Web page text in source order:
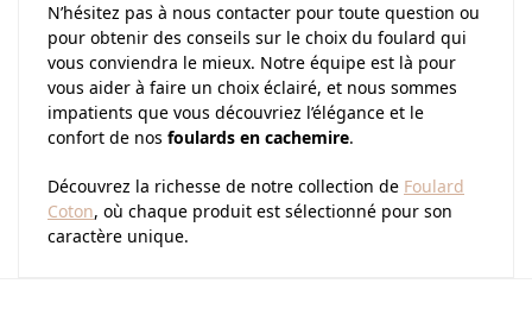
N’hésitez pas à nous contacter pour toute question ou
pour obtenir des conseils sur le choix du foulard qui
vous conviendra le mieux. Notre équipe est là pour
vous aider à faire un choix éclairé, et nous sommes
impatients que vous découvriez l’élégance et le
confort de nos foulards en cachemire.
Découvrez la richesse de notre collection de Foulard
Coton, où chaque produit est sélectionné pour son
caractère unique.